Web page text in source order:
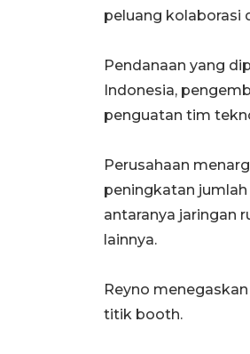
peluang kolaborasi
Pendanaan yang
Indonesia,
penguatan tim
Perusahaan
peningkatan
antaranya jaringan
lainnya.
Reyno
titik booth.